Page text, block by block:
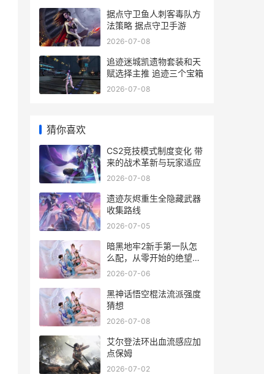
据点守卫鱼人刺客毒队方
法策略 据点守卫手游
2026-07-08
追迹迷城凯遗物套装和天
赋选择主推 追迹三个宝箱
2026-07-08
猜你喜欢
CS2竞技模式制度变化 带
来的战术革新与玩家适应
2026-07-08
遗迹灰烬重生全隐藏武器
收集路线
2026-07-05
暗黑地牢2新手第一队怎
么配，从零开始的绝望征
程指南
2026-07-06
黑神话悟空棍法流派强度
猜想
2026-07-08
艾尔登法环出血流感应加
点保姆
2026-07-02